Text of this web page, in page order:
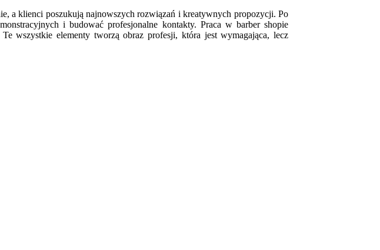
a klienci poszukują najnowszych rozwiązań i kreatywnych propozycji. Po
i budować profesjonalne kontakty. Praca w barber shopie
wszystkie elementy tworzą obraz profesji, która jest wymagająca, lecz